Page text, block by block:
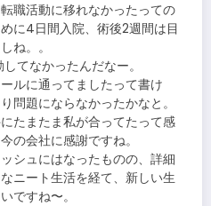
職活動に移れなかったっての
に4日間入院、術後2週間は目
ね。。
てなかったんだなー。
ルに通ってましたって書け
問題にならなかったかなと。
たまたま私が合ってたって感
の会社に感謝ですね。
シュにはなったものの、詳細
ニート生活を経て、新しい生
ですね〜。